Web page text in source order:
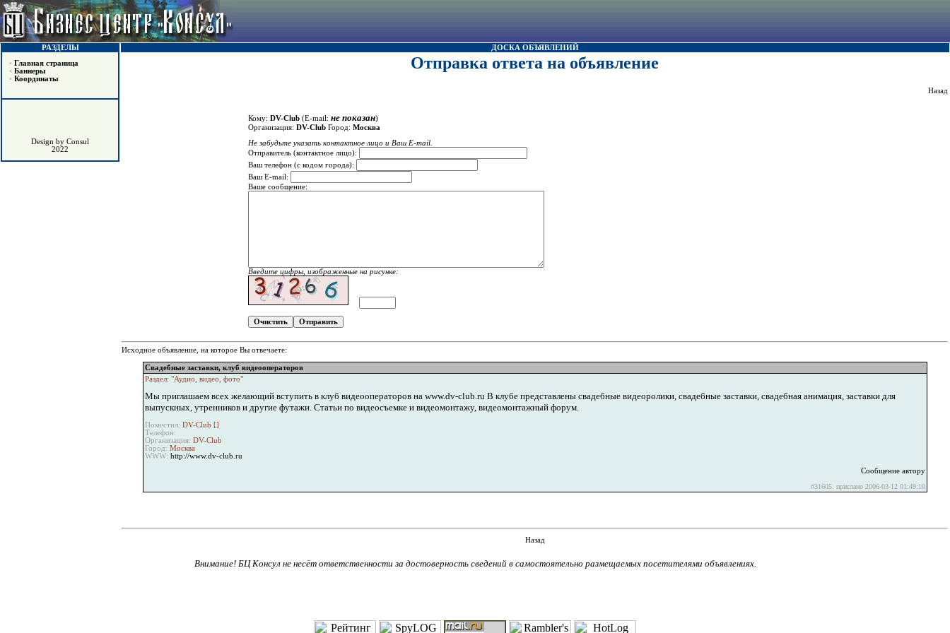
РАЗДЕЛЫ
• Главная страница
• Баннеры
• Координаты
Design by Consul
2022
ДОСКА ОБЪЯВЛЕНИЙ
Отправка ответа на объявление
Назад
Кому: DV-Club(E-mail: не показан)
Организация: DV-ClubГород: Москва
Не забудьте указать контактное лицо и Ваш E-mail.
Отправитель (контактное лицо):
Ваш телефон (с кодом города):
Ваш E-mail:
Ваше сообщение:
Введите цифры, изображенные на рисунке:
Исходное объявление, на которое Вы отвечаете:
Свадебные заставки, клуб видеооператоров
Раздел: "Аудио, видео, фото"
Мы приглашаем всех желающий вступить в клуб видеооператоров на www.dv-club.ru В клубе представлены свадебные видеоролики, свадебные заставки, свадебная анимация, заставки для
выпускных, утренников и другие футажи. Статьи по видеосъемке и видеомонтажу, видеомонтажный форум.
Поместил: DV-Club []
Телефон:
Организация: DV-Club
Город: Москва
WWW: http://www.dv-club.ru
Сообщение автору
#31605. прислано 2006-03-12 01:49:10
Назад
Внимание! БЦ Консул не несёт ответственности за достоверность сведений в самостоятельно размещаемых посетителями объявлениях.